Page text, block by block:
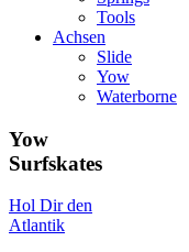
Tools
Achsen
Slide
Yow
Waterborne
Yow
Surfskates
Hol Dir den
Atlantik